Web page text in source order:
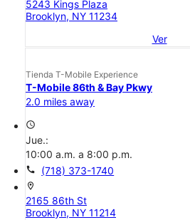
5243 Kings Plaza
Brooklyn, NY 11234
Ver
Tienda T-Mobile Experience
T-Mobile 86th & Bay Pkwy
2.0 miles away
access_time
Jue.:
10:00 a.m. a 8:00 p.m.
call (718) 373-1740
location_on
2165 86th St
Brooklyn, NY 11214